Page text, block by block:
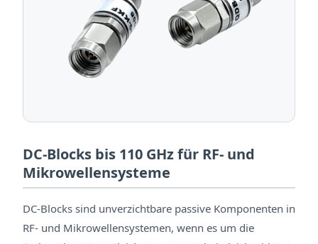
DC-Blocks bis 110 GHz für RF- und
Mikrowellensysteme
DC-Blocks sind unverzichtbare passive Komponenten in
RF- und Mikrowellensystemen, wenn es um die